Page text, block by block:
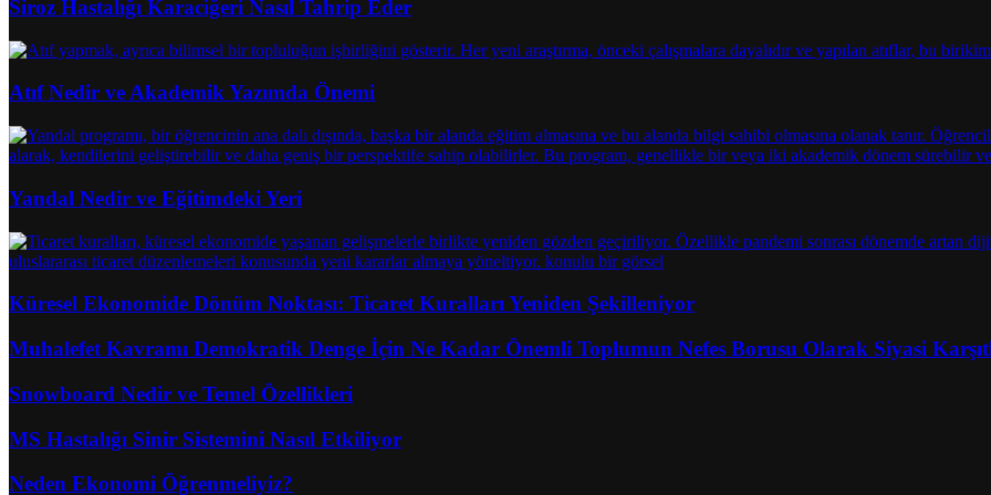
Siroz Hastalığı Karaciğeri Nasıl Tahrip Eder
Atıf Nedir ve Akademik Yazımda Önemi
Yandal Nedir ve Eğitimdeki Yeri
Küresel Ekonomide Dönüm Noktası: Ticaret Kuralları Yeniden Şekilleniyor
Muhalefet Kavramı Demokratik Denge İçin Ne Kadar Önemli Toplumun Nefes Borusu Olarak Siyasi
Snowboard Nedir ve Temel Özellikleri
MS Hastalığı Sinir Sistemini Nasıl Etkiliyor
Neden Ekonomi Öğrenmeliyiz?